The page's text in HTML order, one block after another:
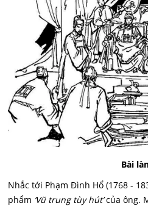
Bài
Nhắc tới Phạm Đình Hổ (1768 -
phẩm ‘Vũ trung tùy hút’của ông.